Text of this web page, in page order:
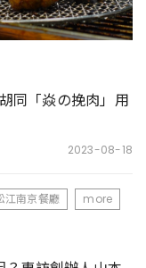
同「焱の挽肉」用
2023-08-18
江南京餐廳 more